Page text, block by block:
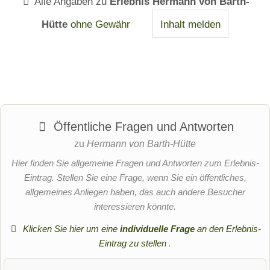
Hütte ohne Gewähr Inhalt melden
Öffentliche Fragen und Antworten
zu Hermann von Barth-Hütte
Hier finden Sie allgemeine Fragen und Antworten zum Erlebnis-
Eintrag. Stellen Sie eine Frage, wenn Sie ein öffentliches,
allgemeines Anliegen haben, das auch andere Besucher
interessieren könnte.
Klicken Sie hier um eineindividuelle Frage an den Erlebnis-
Eintrag zu stellen .